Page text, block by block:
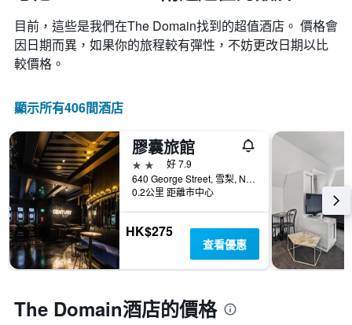
目前，這些是我們在The Domain找到的超值酒店。 價格會
因日期而異，如果你的旅程較有彈性，不妨更改日期以比
較價格。
顯示所有406間酒店
膠囊旅館
2星級
好 7.9
640 George Street, 雪梨, NSW, 澳洲
0.2公里 距離市中心
HK$275
查看優惠
The Domain酒店的價格